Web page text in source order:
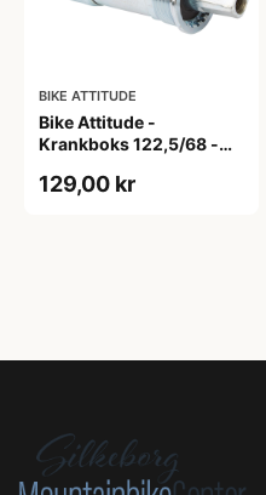
BIKE ATTITUDE
Bike Attitude -
Krankboks 122,5/68 -
lejer
129,00 kr